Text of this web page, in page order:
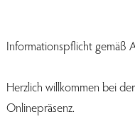
Informationspflicht gemäß
Herzlich willkommen bei
Onlinepräsenz.